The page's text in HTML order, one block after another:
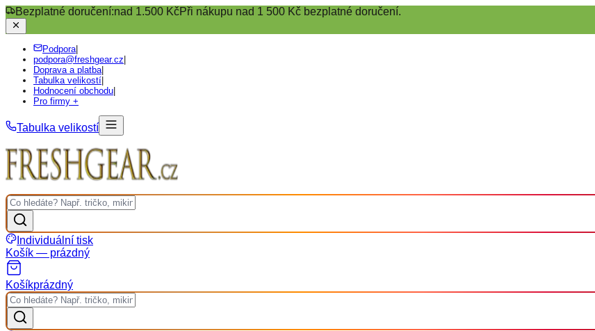
Bezplatné doručení:nad 1.500 KčPři nákupu nad 1 500 Kč bezplatné doručení.
Podpora|
podpora@freshgear.cz
Doprava a platba|
Tabulka velikostí
Hodnocení obchodu
Pro firmy +
Tabulka velikostí
Individuální tisk
Košík — prázdný
Košíkprázdný